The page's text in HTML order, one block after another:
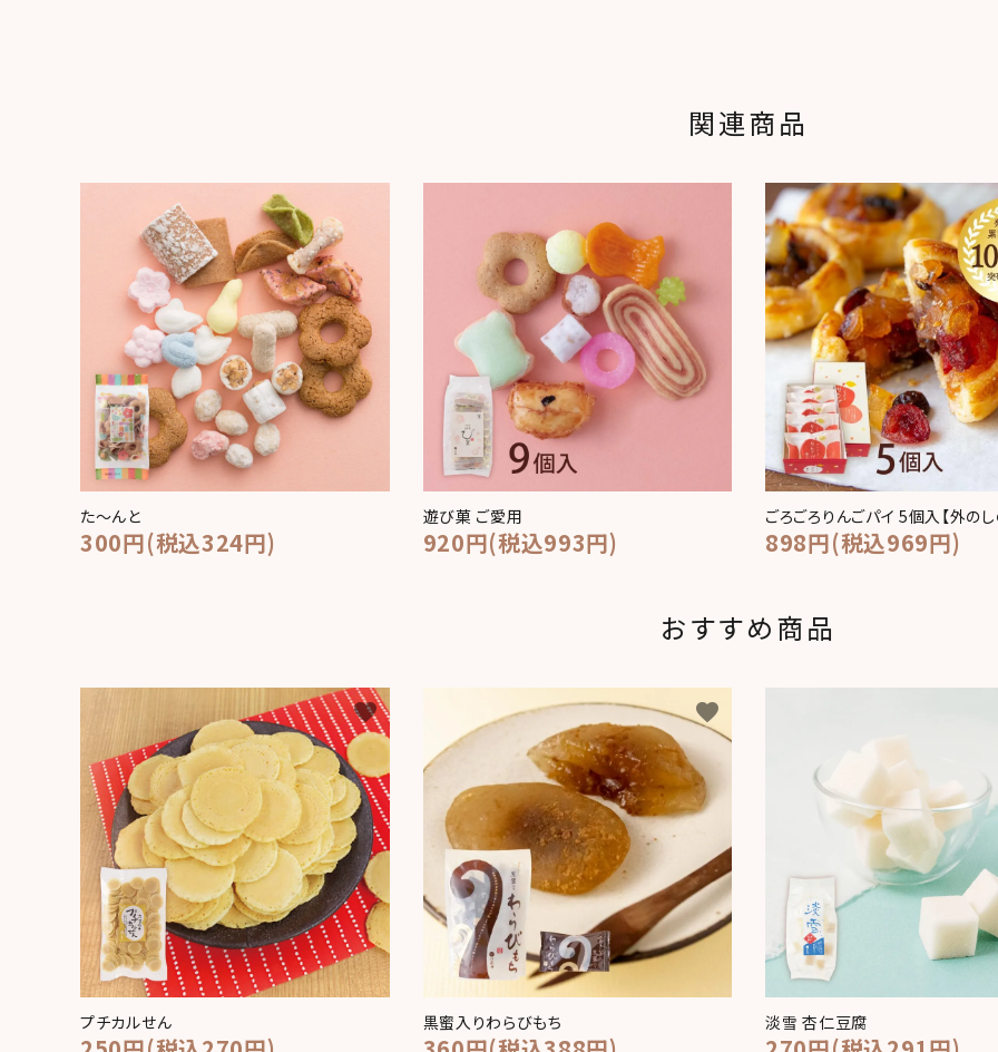
関連商品
た～んと
300円(税込324円)
遊び菓 ご愛用
920円(税込993円)
ごろごろりんごパイ 5個入【外の
898円(税込969円)
おすすめ商品
プチカルせん
favorite
黒蜜入りわらびもち
favorite
淡雪 杏仁豆腐